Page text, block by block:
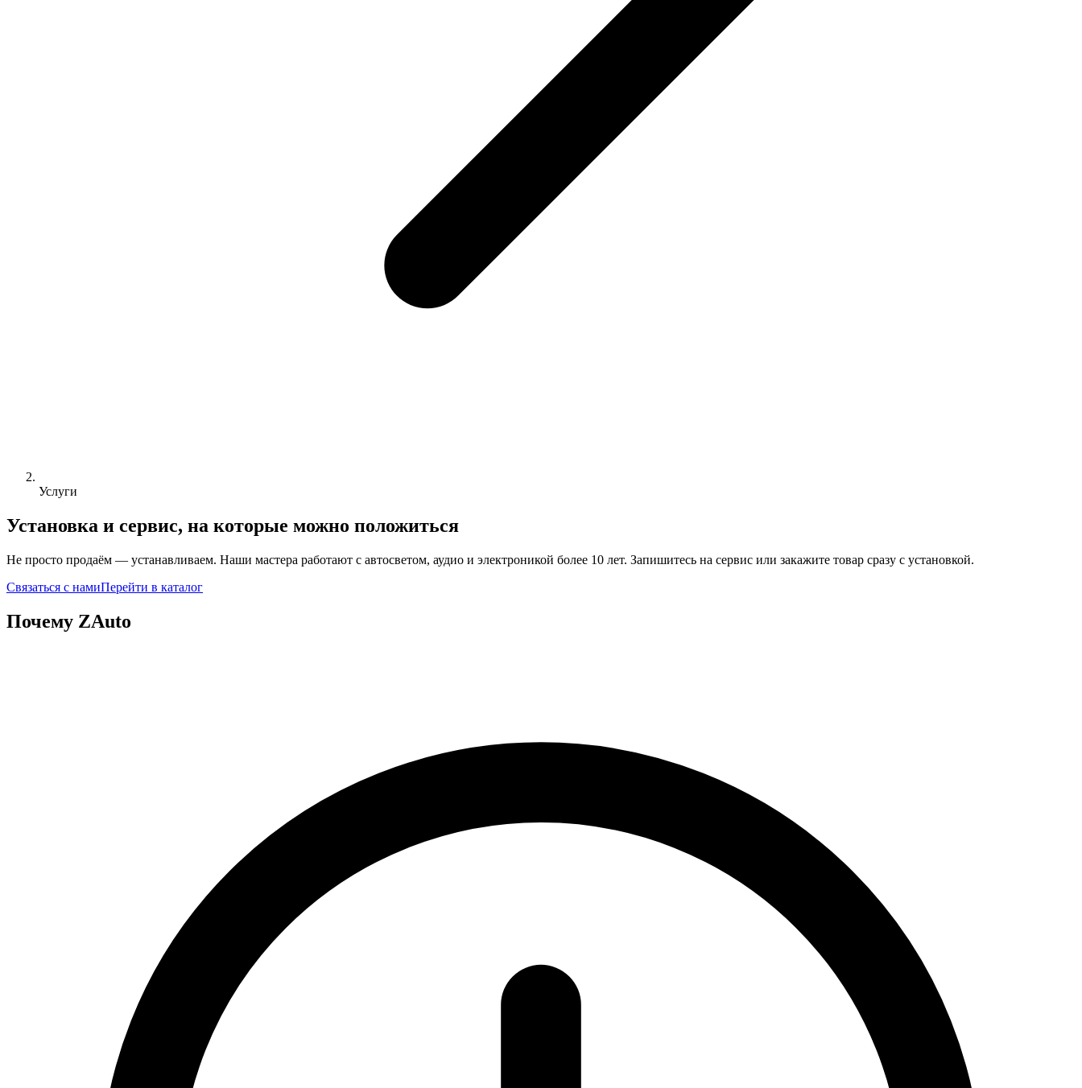
Услуги
Установка и сервис, на которые можно положиться
Не просто продаём — устанавливаем. Наши мастера работают с автосветом, аудио и электроникой более 10 лет. Запишитесь на сервис или закажите товар сразу с установкой.
Связаться с намиПерейти в каталог
Почему ZAuto